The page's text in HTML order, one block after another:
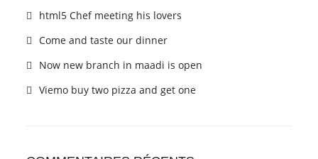
html5 Chef meeting his lovers
Come and taste our dinner
Now new branch in maadi is open
Viemo buy two pizza and get one